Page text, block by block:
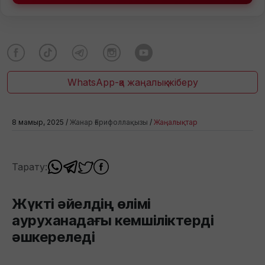
WhatsApp-қа жаңалық жіберу
8 мамыр, 2025 / Жанар Ғарифоллақызы / Жаңалықтар
Тарату:
Жүкті әйелдің өлімі
ауруханадағы кемшіліктерді
әшкереледі